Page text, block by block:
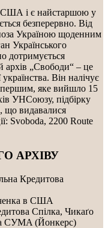
і є найстаршою у
безперервно. Від
Україною щоденним
Українського
дотримується
архів „Свободи“ – це
українства. Він налічує
першим, яке вийшло 15
УНСоюзу, підбірку
що видавалися
Svoboda, 2200 Route
АРХІВУ
Кредитова
в США
Спілка, Чикаґо
CУMA (Йонкерс)